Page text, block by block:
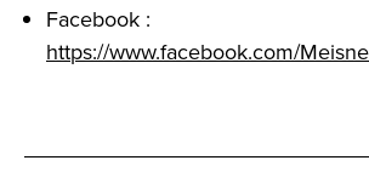
Facebook :
https://www.facebook.com/